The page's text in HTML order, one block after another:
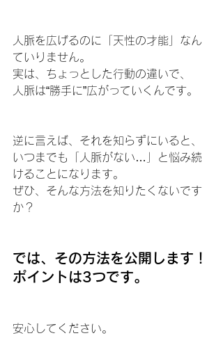
人脈を広げるのに「天性の才能」なん
ていりません。
実は、ちょっとした行動の違いで、
人脈は“勝手に”広がっていくんです。
逆に言えば、それを知らずにいると、
いつまでも「人脈がない…」と悩み続
けることになります。
ぜひ、そんな方法を知りたくないです
か？
では、その方法を公開します！
ポイントは3つです。
安心してください。